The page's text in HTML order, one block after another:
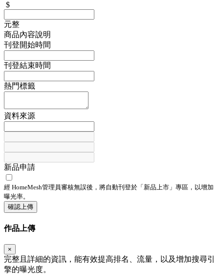
$
元整
商品內容說明
刊登開始時間
刊登結束時間
熱門標籤
資料來源
新品申請
經 HomeMesh管理員審核無誤後，將自動刊登於「 新品上市 」專區，以增加
曝光率。
確認上傳
作品上傳
×
完整且詳細的資訊，能有效提高排名、流量，以及增加搜尋引
擎的曝光度。